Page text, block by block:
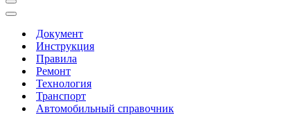
Меню
навигации
Меню
навигацииДокумент
Инструкция
Правила
Ремонт
Технология
Транспорт
Автомобильный справочник